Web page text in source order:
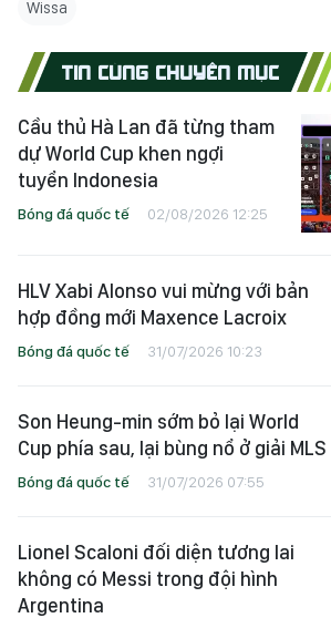
Wissa
TIN CÙNG CHUYÊN MỤC
Cầu thủ Hà Lan đã từng tham
dự World Cup khen ngợi
tuyển Indonesia
Bóng đá quốc tế 02/08/2026 12:25
HLV Xabi Alonso vui mừng với bản
hợp đồng mới Maxence Lacroix
Bóng đá quốc tế 31/07/2026 10:23
Son Heung-min sớm bỏ lại World
Cup phía sau, lại bùng nổ ở giải MLS
Bóng đá quốc tế 31/07/2026 07:55
Lionel Scaloni đối diện tương lai
không có Messi trong đội hình
Argentina